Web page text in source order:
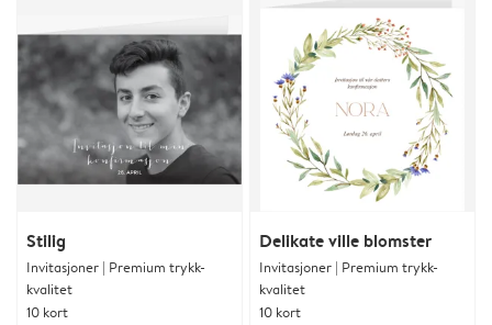
Stilig
Invitasjoner | Premium trykk-
kvalitet
10 kort
Delikate ville blomster
Invitasjoner | Premium trykk-
kvalitet
10 kort